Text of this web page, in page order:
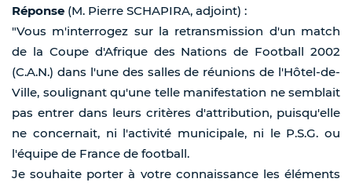
Réponse (M. Pierre SCHAPIRA, adjoint) :
"Vous m'interrogez sur la retransmission d'un match
de la Coupe d'Afrique des Nations de Football 2002
(C.A.N.) dans l'une des salles de réunions de l'Hôtel-de-
Ville, soulignant qu'une telle manifestation ne semblait
pas entrer dans leurs critères d'attribution, puisqu'elle
ne concernait, ni l'activité municipale, ni le P.S.G. ou
l'équipe de France de football.
Je souhaite porter à votre connaissance les éléments